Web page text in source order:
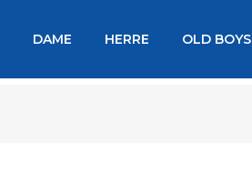
DAME HERRE OLD BOYS